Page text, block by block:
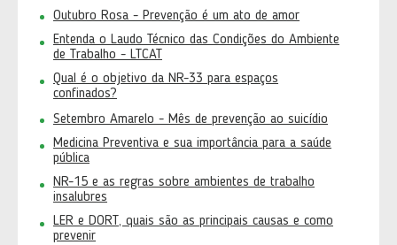
Outubro Rosa - Prevenção é um ato de amor
Entenda o Laudo Técnico das Condições do Ambiente
de Trabalho - LTCAT
Qual é o objetivo da NR-33 para espaços
confinados?
Setembro Amarelo - Mês de prevenção ao suicídio
Medicina Preventiva e sua importância para a saúde
pública
NR-15 e as regras sobre ambientes de trabalho
insalubres
LER e DORT, quais são as principais causas e como
prevenir